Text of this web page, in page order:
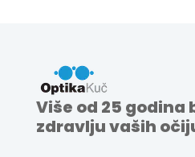
Više od 25 godina
zdravlju vaših